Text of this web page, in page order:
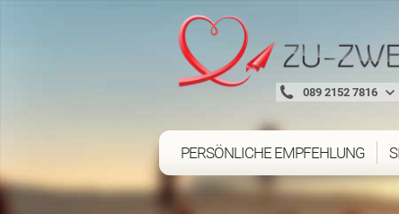
089 2152 7816
PERSÖNLICHE EMPFEHLUNG